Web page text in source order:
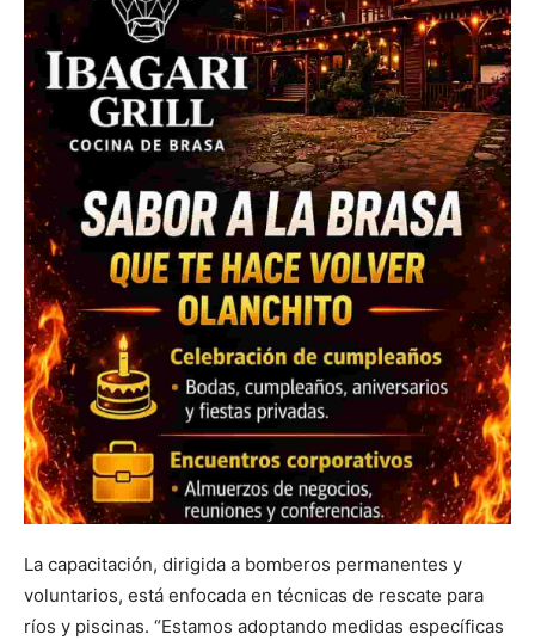
La capacitación, dirigida a bomberos permanentes y
voluntarios, está enfocada en técnicas de rescate para
ríos y piscinas. “Estamos adoptando medidas específicas